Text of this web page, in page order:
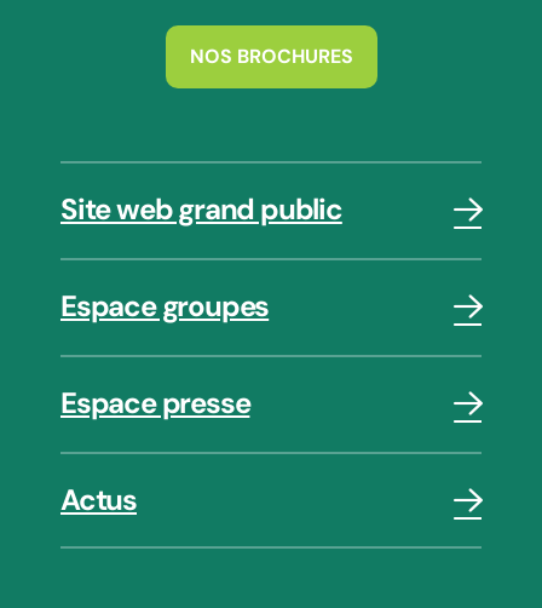
NOS BROCHURES
Site web grand public
Espace groupes
Espace presse
Actus